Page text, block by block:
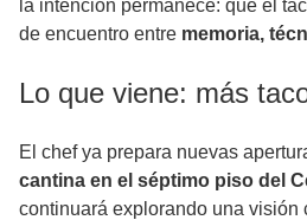
la intención permanece: que el
de encuentro entre memoria,
Lo que viene: más
El chef ya prepara nuevas
cantina en el séptimo piso del
continuará explorando una visión